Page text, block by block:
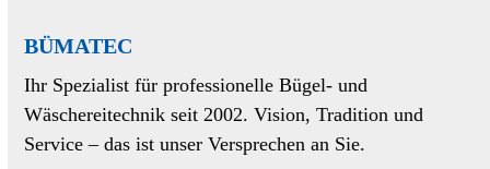
BÜMATEC
Ihr Spezialist für professionelle Bügel- und
Wäschereitechnik seit 2002. Vision, Tradition und
Service – das ist unser Versprechen an Sie.